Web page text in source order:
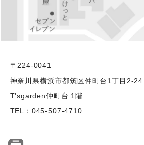
〒224-0041
神奈川県横浜市都筑区仲町台1丁目2-24
T'sgarden仲町台 1階
TEL： 045-507-4710